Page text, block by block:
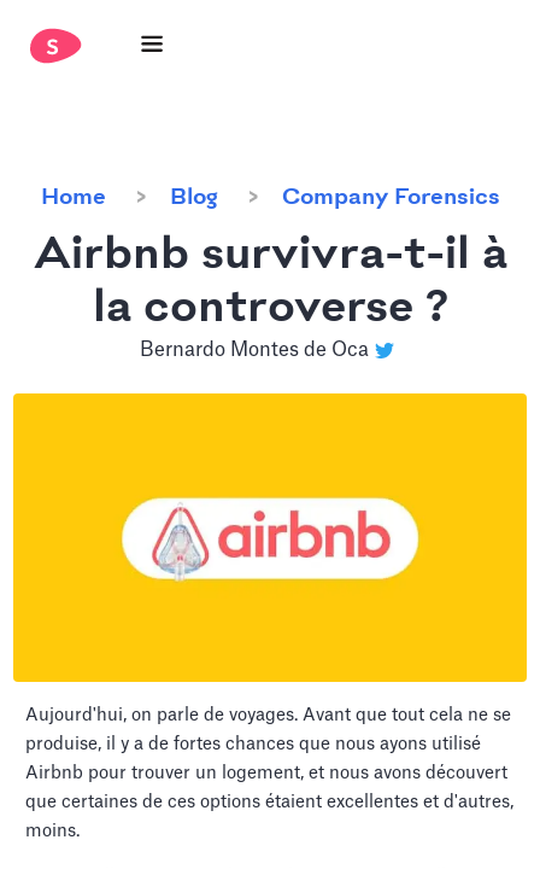
Home Blog Company Forensics
Airbnb survivra-t-il à
la controverse ?
Bernardo Montes de Oca
Aujourd'hui, on parle de voyages. Avant que tout cela ne se
produise, il y a de fortes chances que nous ayons utilisé
Airbnb pour trouver un logement, et nous avons découvert
que certaines de ces options étaient excellentes et d'autres,
moins.